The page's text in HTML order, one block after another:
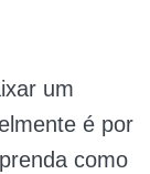
um
é por
como